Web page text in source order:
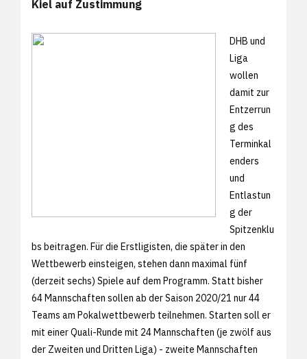
Kiel auf Zustimmung
DHB und
Liga
wollen
damit zur
Entzerrun
g des
Terminkal
enders
und
Entlastun
g der
Spitzenklu
bs beitragen. Für die Erstligisten, die später in den
Wettbewerb einsteigen, stehen dann maximal fünf
(derzeit sechs) Spiele auf dem Programm. Statt bisher
64 Mannschaften sollen ab der Saison 2020/21 nur 44
Teams am Pokalwettbewerb teilnehmen. Starten soll er
mit einer Quali-Runde mit 24 Mannschaften (je zwölf aus
der Zweiten und Dritten Liga) - zweite Mannschaften